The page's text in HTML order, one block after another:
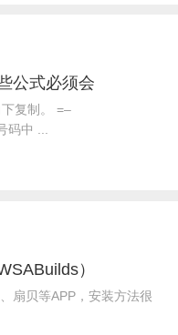
公式必须会
复制。 =–
中 ...
）
扇贝等APP，安装方法很